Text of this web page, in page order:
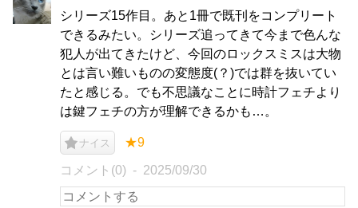
シリーズ15作目。あと1冊で既刊をコンプリート
できるみたい。シリーズ追ってきて今まで色んな
犯人が出てきたけど、今回のロックスミスは大物
とは言い難いものの変態度(？)では群を抜いてい
たと感じる。でも不思議なことに時計フェチより
は鍵フェチの方が理解できるかも…。
ナイス ★9
コメント(0) 2025/09/30